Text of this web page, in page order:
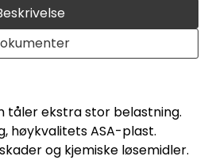
tåler ekstra stor belastning.
høykvalitets ASA-plast.
og kjemiske løsemidler.